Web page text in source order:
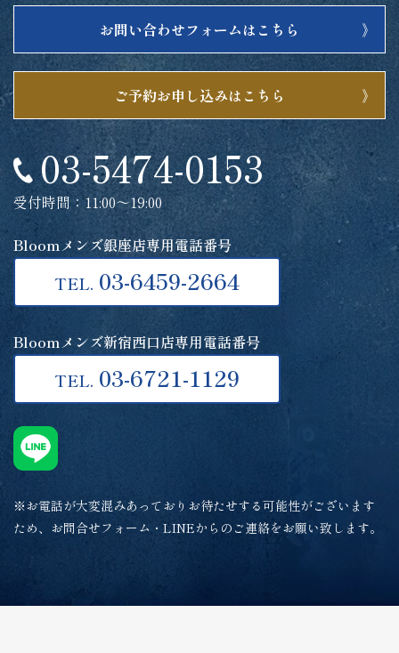
お問い合わせフォームはこちら
ご予約お申し込みはこちら
03-5474-0153
受付時間：11:00～19:00
Bloomメンズ銀座店専用電話番号
TEL. 03-6459-2664
Bloomメンズ新宿西口店専用電話番号
TEL. 03-6721-1129
※お電話が大変混みあっておりお待たせする可能性がございます
ため、お問合せフォーム・LINEからのご連絡をお願い致します。